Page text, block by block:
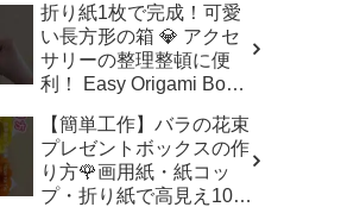
折り紙1枚で完成！可愛
い長方形の箱 💎 アクセ
サリーの整理整頓に便
利！ Easy Origami Box |
子 クリスマス 箱 は
こ – Origami hana’s
channel
【簡単工作】バラの花束
プレゼントボックスの作
り方🌹画用紙・紙コッ
プ・折り紙で高見え100